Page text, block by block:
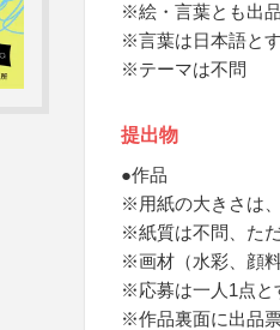
※絵・言葉とも出
※言葉は日本語と
※テーマは不問
提出物
●作品
※用紙の大きさは
※紙質は不問、た
※画材（水彩、顔
※応募は一人1点と
※作品裏面に出品